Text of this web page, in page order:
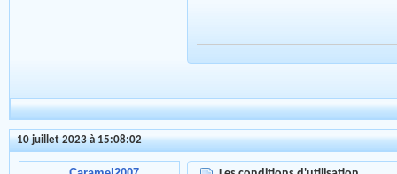
10 juillet 2023 à 15:08:02